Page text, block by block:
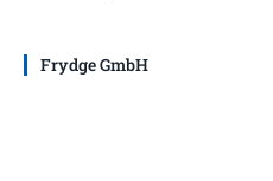
Frydge GmbH